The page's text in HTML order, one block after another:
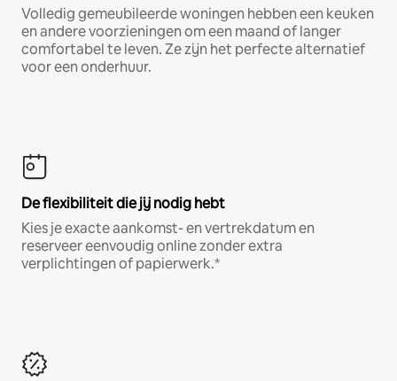
Volledig gemeubileerde woningen hebben een keuken
en andere voorzieningen om een maand of langer
comfortabel te leven. Ze zijn het perfecte alternatief
voor een onderhuur.
De flexibiliteit die jij nodig hebt
Kies je exacte aankomst- en vertrekdatum en
reserveer eenvoudig online zonder extra
verplichtingen of papierwerk.*